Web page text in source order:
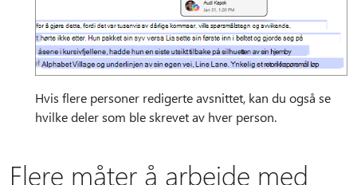
Hvis flere personer redigerte avsnittet, kan du også se
hvilke deler som ble skrevet av hver person.
Flere måter å arbeide med